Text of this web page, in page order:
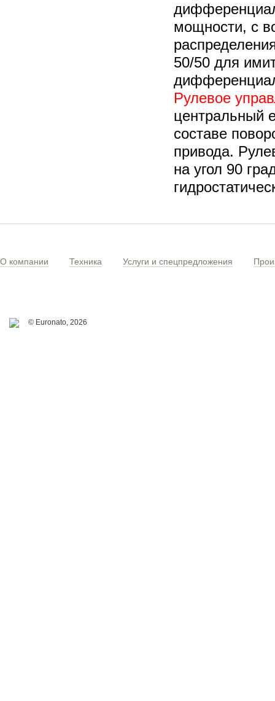
мощности, с
50/50 для
Рулевое
центральный
составе
привода.
на угол 90
О компании Техника Услуги и спецпредложения
© Euronato, 2026